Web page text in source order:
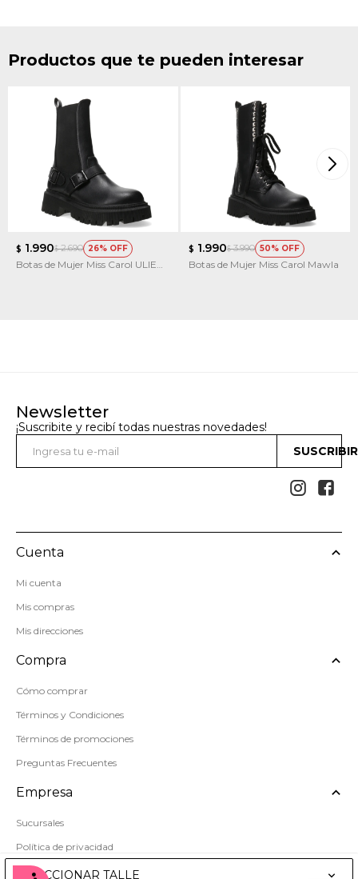
Accesibilidad
SELECCIONAR TALLE
Productos que te pueden interesar
$ 1.990$ 2.690 26
Botas de Mujer Miss Carol ULIER
$ 1.990$ 3.990 50
Botas de Mujer Miss Carol Mawla
Newsletter
¡Suscribite y recibí todas nuestras novedades!
 
Cuenta
Mi cuenta
Mis compras
Mis direcciones
Compra
Cómo comprar
Términos y Condiciones
Términos de promociones
Preguntas Frecuentes
Empresa
Sucursales
Política de privacidad
Mapa del sitio